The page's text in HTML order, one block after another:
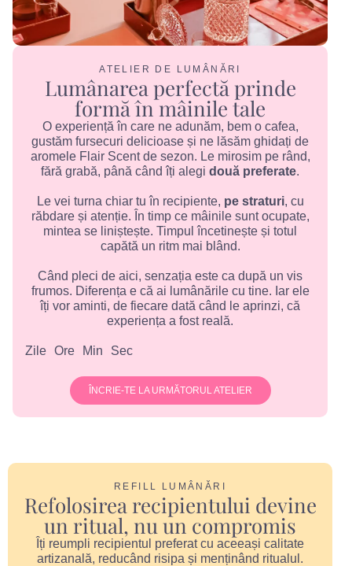
ATELIER DE LUMÂNĂRI
Lumânarea perfectă prinde
formă în mâinile tale
O experiență în care ne adunăm, bem o cafea,
gustăm fursecuri delicioase și ne lăsăm ghidați de
aromele Flair Scent de sezon. Le mirosim pe rând,
fără grabă, până când îți alegi două preferate.
Le vei turna chiar tu în recipiente, pe straturi, cu
răbdare și atenție. În timp ce mâinile sunt ocupate,
mintea se liniștește. Timpul încetinește și totul
capătă un ritm mai blând.
Când pleci de aici, senzația este ca după un vis
frumos. Diferența e că ai lumânările cu tine. Iar ele
îți vor aminti, de fiecare dată când le aprinzi, că
experiența a fost reală.
Zile Ore Min Sec
ÎNCRIE-TE LA URMĂTORUL ATELIER
REFILL LUMÂNĂRI
Refolosirea recipientului devine
un ritual, nu un compromis
Îți reumpli recipientul preferat cu aceeași calitate
artizanală, reducând risipa și menținând ritualul.